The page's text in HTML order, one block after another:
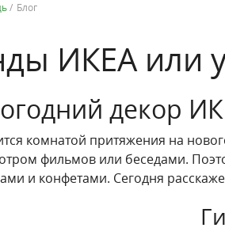
/ Блог
ИКЕА или
декор
комнатой притяжения на
фильмов или беседами.
и конфетами. Сегодня